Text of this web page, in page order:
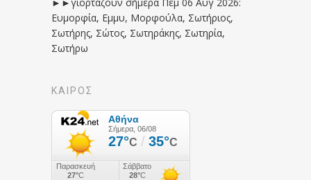
Ευμορφία, Εμμυ, Μορφούλα, Σωτήριος,
Σωτήρης, Σώτος, Σωτηράκης, Σωτηρία,
Σωτήρω
ΚΑΙΡΟΣ